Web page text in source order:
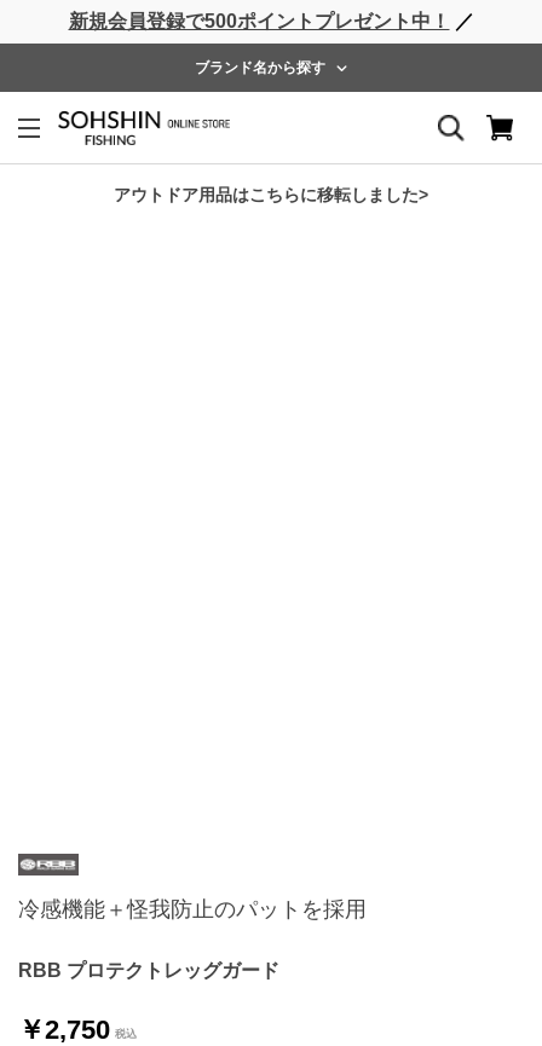
新規会員登録で500ポイントプレゼント中！ ／
ブランド名から探す
アウトドア用品はこちらに移転しました>
ライフベスト ウェーダー レインウェア フットウェア
ホーム > RBB >
RBB プロテクトレッグガード
冷感機能＋怪我防止のパットを採用
￥2,750